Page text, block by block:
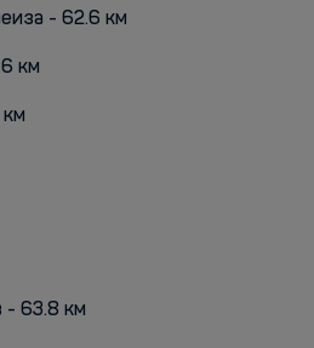
- 62.6 км
км
- 63.8 км